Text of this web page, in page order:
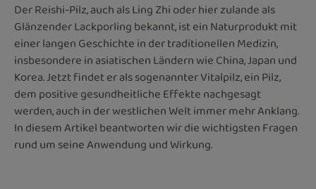
Der Reishi-Pilz, auch als Ling Zhi oder hier zulande als
Glänzender Lackporling bekannt, ist ein Naturprodukt mit
einer langen Geschichte in der traditionellen Medizin,
insbesondere in asiatischen Ländern wie China, Japan und
Korea. Jetzt findet er als sogenannter Vitalpilz, ein Pilz,
dem positive gesundheitliche Effekte nachgesagt
werden, auch in der westlichen Welt immer mehr Anklang.
In diesem Artikel beantworten wir die wichtigsten Fragen
rund um seine Anwendung und Wirkung.